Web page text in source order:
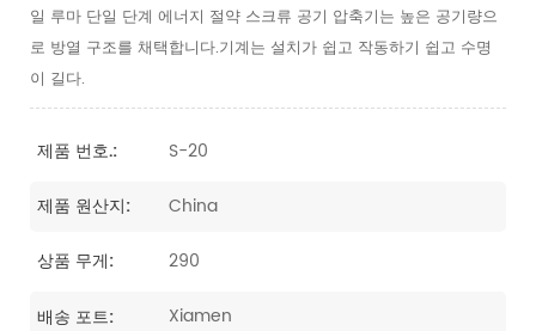
일 루마 단일 단계 에너지 절약 스크류 공기 압축기는 높은 공기량으
로 방열 구조를 채택합니다.기계는 설치가 쉽고 작동하기 쉽고 수명
이 길다.
제품 번호.: S-20
제품 원산지: China
상품 무게: 290
배송 포트: Xiamen